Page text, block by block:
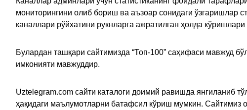
мониторингини олиб бориш ва аъзоар сонидаги ўзгаришлар
каналлари рўйхатини рукнларга ажратилган ҳолда
Булардан ташқари сайтимизда “Топ-100” саҳифаси мавжуд
имконияти мавжуддир.
Uztelegram.com сайти каталоги доимий равишда янгиланиб
ҳақидаги маълумотларни батафсил кўриш мумкин. Сайтимиз